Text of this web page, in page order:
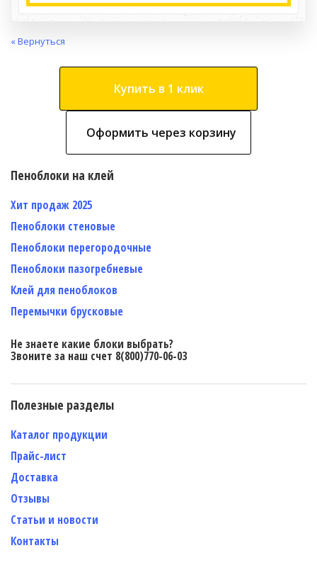
« Вернуться
Купить в 1 клик
Оформить через корзину
Пеноблоки на клей
Хит продаж 2025
Пеноблоки стеновые
Пеноблоки перегородочные
Пеноблоки пазогребневые
Клей для пеноблоков
Перемычки брусковые
Не знаете какие блоки выбрать?
Звоните за наш счет 8(800)770-06-03
Полезные разделы
Каталог продукции
Прайс-лист
Доставка
Отзывы
Статьи и новости
Контакты